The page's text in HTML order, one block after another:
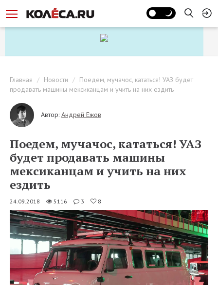
Главная Новости
Поедем, мучачос, кататься! УАЗ будет
продавать машины мексиканцам и учить на них ездить
Автор: Андрей Ежов
Поедем, мучачос, кататься! УАЗ
будет продавать машины
мексиканцам и учить на них
ездить
24.09.2018 5116 3 8